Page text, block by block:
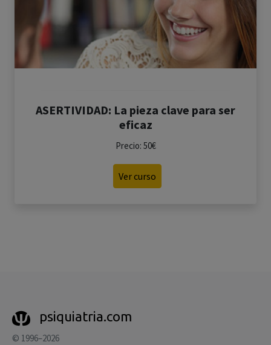
ASERTIVIDAD: La pieza clave para ser
eficaz
Precio: 50€
Ver curso
psiquiatria.com
© 1996–2026